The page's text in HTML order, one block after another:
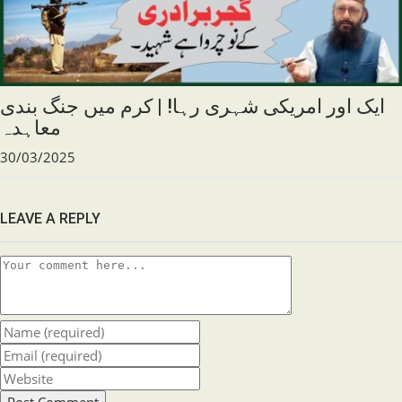
ایک اور امریکی شہری رہا! | کرم میں جنگ بندی
معاہدہ
30/03/2025
LEAVE A REPLY
Comment
Enter
your
name
or
Enter
your
email
Enter